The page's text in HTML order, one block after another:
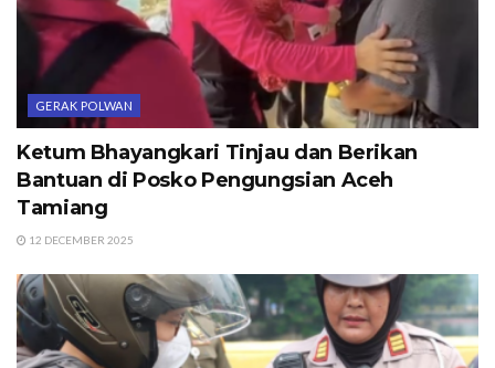
GERAK POLWAN
Ketum Bhayangkari Tinjau dan Berikan
Bantuan di Posko Pengungsian Aceh
Tamiang
12 DECEMBER 2025